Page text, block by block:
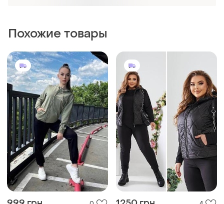
999 грн 0
Женские спортивные
костюмы
34 / XS / 42 и еще 4
1250 грн 4
Женские спортивные
костюмы
34 / XS / 42 и еще 6